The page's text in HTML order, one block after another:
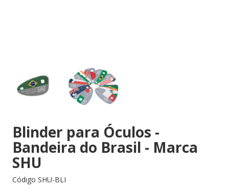
Blinder para Óculos -
Bandeira do Brasil - Marca
SHU
Código SHU-BLI